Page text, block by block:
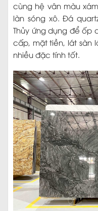
cùng hệ vân màu
làn sóng xô. Đá
Thủy ứng dụng để ốp
cấp, mặt tiền, lát sàn
nhiều đặc tính tốt.